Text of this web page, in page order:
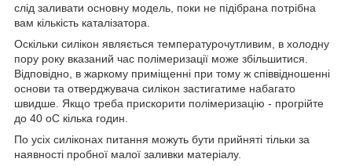
слід заливати основну модель, поки не підібрана потрібна
вам кількість каталізатора.
Оскільки силікон являється температурочутливим, в холодну
пору року вказаний час полімеризації може збільшитися.
Відповідно, в жаркому приміщенні при тому ж співвідношенні
основи та отверджувача силікон застигатиме набагато
швидше. Якщо треба прискорити полімеризацію - прогрійте
до 40 оС кілька годин.
По усіх силіконах питання можуть бути прийняті тільки за
наявності пробної малої заливки матеріалу.